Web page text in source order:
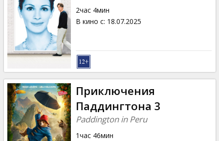
2час 4мин
В кино с: 18.07.2025
Приключения
Паддингтона 3
Paddington in Peru
1час 46мин